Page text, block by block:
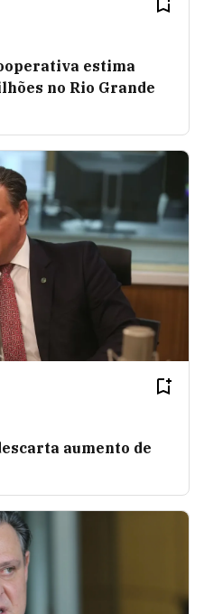
estima
no Rio Grande
aumento de